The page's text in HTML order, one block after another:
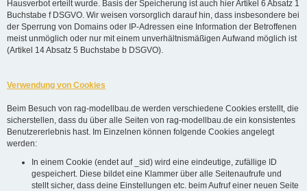
Hausverbot erteilt wurde. Basis der Speicherung ist auch hier Artikel 6 Absatz 1
Buchstabe f DSGVO. Wir weisen vorsorglich darauf hin, dass insbesondere bei
der Sperrung von Domains oder IP-Adressen eine Information der Betroffenen
meist unmöglich oder nur mit einem unverhältnismäßigen Aufwand möglich ist
(Artikel 14 Absatz 5 Buchstabe b DSGVO).
Verwendung von Cookies
Beim Besuch von rag-modellbau.de werden verschiedene Cookies erstellt, die
sicherstellen, dass du über alle Seiten von rag-modellbau.de ein konsistentes
Benutzererlebnis hast. Im Einzelnen können folgende Cookies angelegt
werden:
In einem Cookie (endet auf _sid) wird eine eindeutige, zufällige ID
gespeichert. Diese bildet eine Klammer über alle Seitenaufrufe und
stellt sicher, dass deine Einstellungen etc. beim Aufruf einer neuen Seite